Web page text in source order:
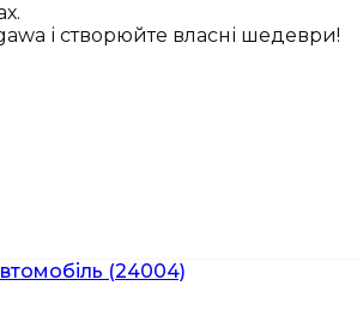
і створюйте власні шедеври!